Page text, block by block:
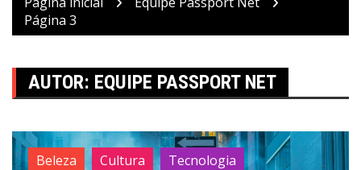
Página 3
AUTOR: EQUIPE PASSPORT NET
Beleza Cultura Tecnologia